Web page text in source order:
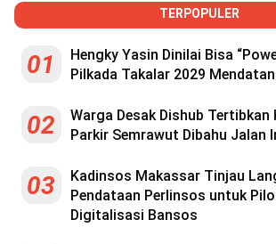
TERPOPULER
01
Hengky Yasin Dinilai Bisa
Pilkada Takalar 2029
02
Warga Desak Dishub Tertibkan
Parkir Semrawut Dibahu Jalan
03
Kadinsos Makassar Tinjau
Pendataan Perlinsos untuk
Digitalisasi Bansos